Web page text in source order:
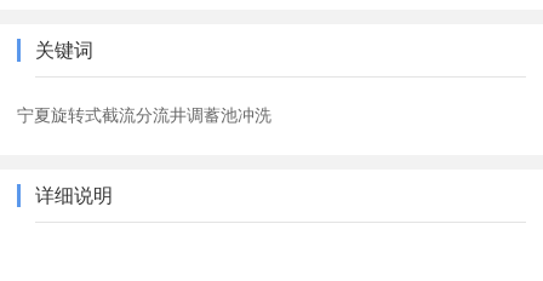
关键词
宁夏旋转式截流分流井调蓄池冲洗
详细说明